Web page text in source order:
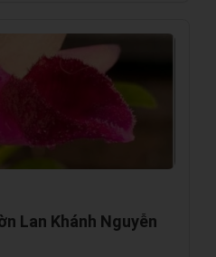
Lan Khánh Nguyễn